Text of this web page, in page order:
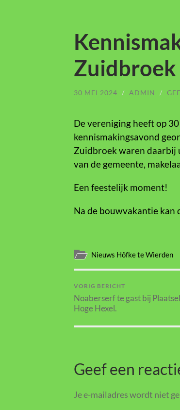
Zuidbroek
30 MEI 2024 / ADMIN /
De vereniging heeft op
kennismakingsavond
Zuidbroek waren daarbij
van de gemeente,
Een feestelijk moment!
Na de bouwvakantie kan
Nieuws Hôfke te Wierden
VORIG BERICHT
Noaberserf te gast bij
Hoge Hexel.
Geef een
Je e-mailadres wordt niet